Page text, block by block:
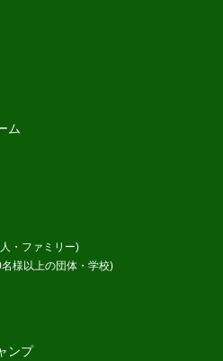
ム
・ファミリー)
様以上の団体・学校)
ンプ